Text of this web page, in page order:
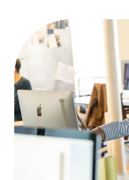
individuelle
bestimmt den zu
Zum
Mitglieder-